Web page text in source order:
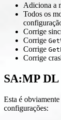
Adiciona a
Todos os
Corrige
Corrige
Corrige
Corrige
SA:MP DL
Esta é
configurações: